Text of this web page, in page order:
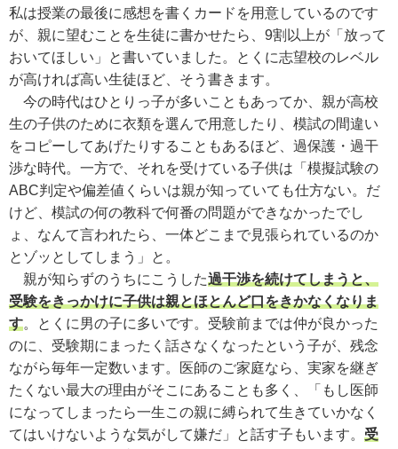
私は授業の最後に感想を書くカードを用意しているのです
が、親に望むことを生徒に書かせたら、9割以上が「放って
おいてほしい」と書いていました。とくに志望校のレベル
が高ければ高い生徒ほど、そう書きます。
今の時代はひとりっ子が多いこともあってか、親が高校
生の子供のために衣類を選んで用意したり、模試の間違い
をコピーしてあげたりすることもあるほど、過保護・過干
渉な時代。一方で、それを受けている子供は「模擬試験の
ABC判定や偏差値くらいは親が知っていても仕方ない。だ
けど、模試の何の教科で何番の問題ができなかったでし
ょ、なんて言われたら、一体どこまで見張られているのか
とゾッとしてしまう」と。
親が知らずのうちにこうした過干渉を続けてしまうと、
受験をきっかけに子供は親とほとんど口をきかなくなりま
す。とくに男の子に多いです。受験前までは仲が良かった
のに、受験期にまったく話さなくなったという子が、残念
ながら毎年一定数います。医師のご家庭なら、実家を継ぎ
たくない最大の理由がそこにあることも多く、「もし医師
になってしまったら一生この親に縛られて生きていかなく
てはいけないような気がして嫌だ」と話す子もいます。 受